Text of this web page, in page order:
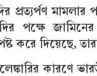
প্রত্যর্পণ
পক্ষে
করে দিয়েছে,
কারণে